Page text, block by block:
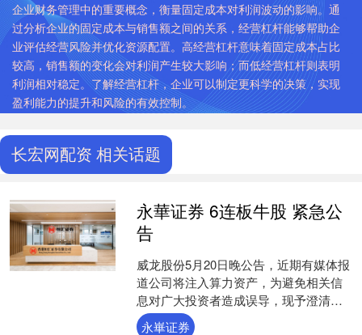
企业财务管理中的重要概念，衡量固定成本对利润波动的影响。通
过分析企业的固定成本与销售额之间的关系，经营杠杆能够帮助企
业评估经营风险并优化资源配置。高经营杠杆意味着固定成本占比
较高，销售额的变化会对利润产生较大影响；而低经营杠杆则表明
利润相对稳定。了解经营杠杆，企业可以制定更科学的决策，实现
盈利能力的提升和风险的有效控制。
长宏网配资 相关话题
永華证券 6连板牛股 紧急公
告
威龙股份5月20日晚公告，近期有媒体报
道公司将注入算力资产，为避免相关信
息对广大投资者造成误导，现予澄清，
公司截至目前无注入“算力”相关资产的计
永崋证券